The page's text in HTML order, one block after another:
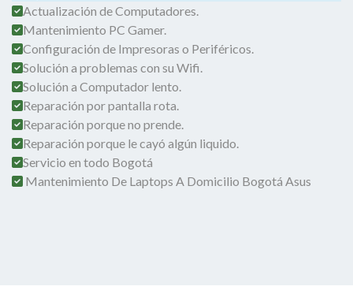
Actualización de Computadores.
Mantenimiento PC Gamer.
Configuración de Impresoras o Periféricos.
Solución a problemas con su Wifi.
Solución a Computador lento.
Reparación por pantalla rota.
Reparación porque no prende.
Reparación porque le cayó algún liquido.
Servicio en todo Bogotá
Mantenimiento De Laptops A Domicilio Bogotá Asus